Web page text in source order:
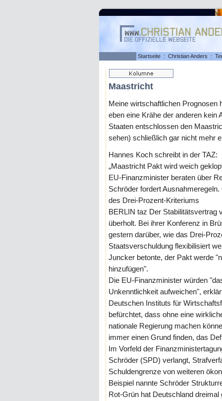
Startseite : Christian Anders :
Maastricht
Meine wirtschaftlichen Prognosen
eben eine Krähe der anderen kein
Staaten entschlossen den
sehen) schließlich gar nicht mehr
Hannes Koch schreibt in der TAZ:
„Maastricht Pakt wird weich
EU-Finanzminister beraten über
Schröder fordert
des Drei-Prozent-Kriteriums
BERLIN taz Der Stabilitätsvertrag
überholt. Bei ihrer Konferenz in
gestern darüber, wie das Drei-
Staatsverschuldung flexibilisiert
Juncker betonte, der Pakt werde
hinzufügen".
Die EU-Finanzminister würden
Unkenntlichkeit aufweichen",
Deutschen Instituts für
befürchtet, dass ohne eine
nationale Regierung machen
immer einen Grund finden, das
Im Vorfeld der
Schröder (SPD) verlangt,
Schuldengrenze von weiteren
Beispiel nannte Schröder
Rot-Grün hat Deutschland